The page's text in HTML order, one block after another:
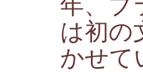
年、ブ
は初の
かせて